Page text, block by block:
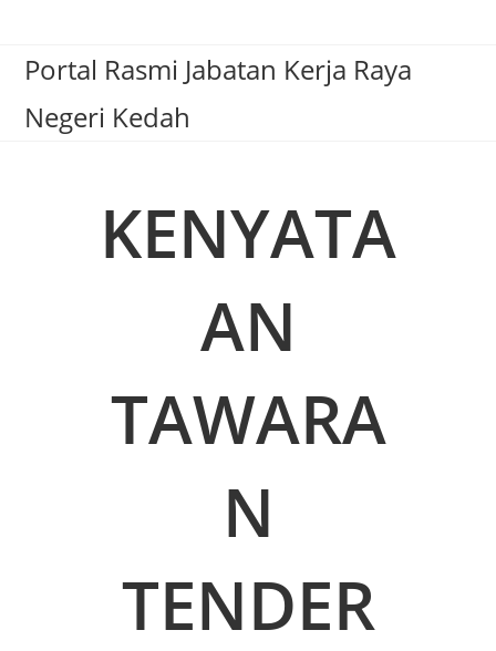
Portal Rasmi Jabatan Kerja Raya
Negeri Kedah
KENYATA
AN
TAWARA
N
TENDER